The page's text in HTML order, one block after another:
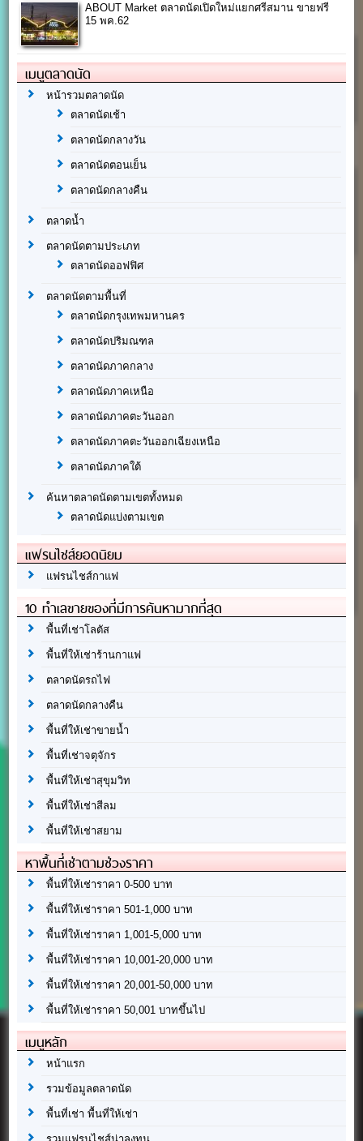
ABOUT Market ตลาดนัดเปิดใหม่แยกศรีสมาน ขายฟรี
15 พค.62
เมนูตลาดนัด
หน้ารวมตลาดนัด
ตลาดนัดเช้า
ตลาดนัดกลางวัน
ตลาดนัดตอนเย็น
ตลาดนัดกลางคืน
ตลาดน้ำ
ตลาดนัดตามประเภท
ตลาดนัดออฟฟิศ
ตลาดนัดตามพื้นที่
ตลาดนัดกรุงเทพมหานคร
ตลาดนัดปริมณฑล
ตลาดนัดภาคกลาง
ตลาดนัดภาคเหนือ
ตลาดนัดภาคตะวันออก
ตลาดนัดภาคตะวันออกเฉียงเหนือ
ตลาดนัดภาคใต้
ค้นหาตลาดนัดตามเขตทั้งหมด
ตลาดนัดแบ่งตามเขต
แฟรนไชส์ยอดนิยม
แฟรนไชส์กาแฟ
10 ทำเลขายของที่มีการค้นหามากที่สุด
พื้นที่เช่าโลตัส
พื้นที่ให้เช่าร้านกาแฟ
ตลาดนัดรถไฟ
ตลาดนัดกลางคืน
พื้นที่ให้เช่าขายน้ำ
พื้นที่เช่าจตุจักร
พื้นที่ให้เช่าสุขุมวิท
พื้นที่ให้เช่าสีลม
พื้นที่ให้เช่าสยาม
หาพื้นที่เช่าตามช่วงราคา
พื้นที่ให้เช่าราคา 0-500 บาท
พื้นที่ให้เช่าราคา 501-1,000 บาท
พื้นที่ให้เช่าราคา 1,001-5,000 บาท
พื้นที่ให้เช่าราคา 10,001-20,000 บาท
พื้นที่ให้เช่าราคา 20,001-50,000 บาท
พื้นที่ให้เช่าราคา 50,001 บาทขึ้นไป
เมนูหลัก
หน้าแรก
รวมข้อมูลตลาดนัด
พื้นที่เช่า พื้นที่ให้เช่า